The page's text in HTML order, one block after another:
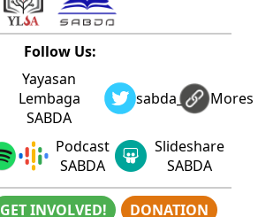
Follow Us:
Yayasan
Lembaga
SABDA
sabda_ylsaMores
Podcast
SABDA
Slideshare
SABDA
GET INVOLVED! DONATION